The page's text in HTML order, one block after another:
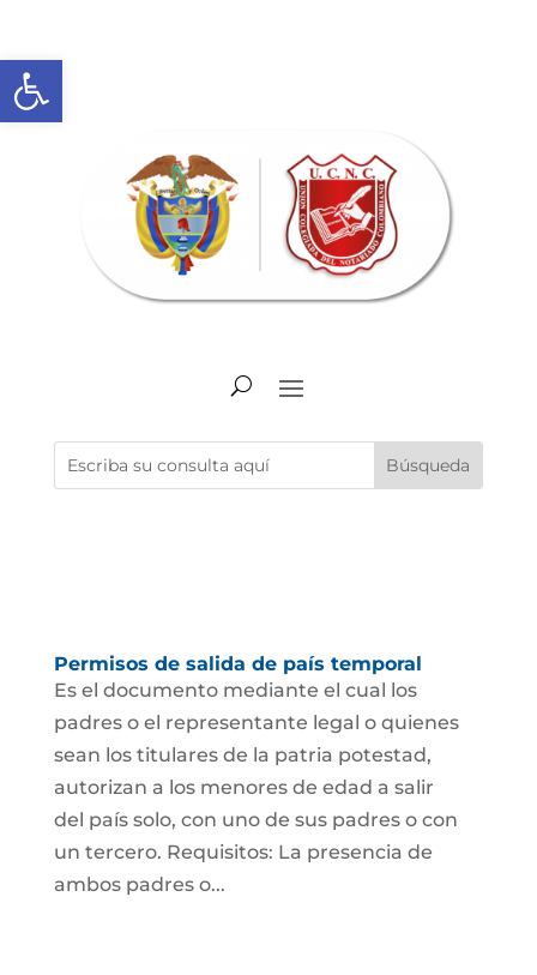
Abrir barra de herramientas
Permisos de salida de país temporal
Es el documento mediante el cual los
padres o el representante legal o quienes
sean los titulares de la patria potestad,
autorizan a los menores de edad a salir
del país solo, con uno de sus padres o con
un tercero. Requisitos: La presencia de
ambos padres o...